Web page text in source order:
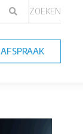
ZOEKEN